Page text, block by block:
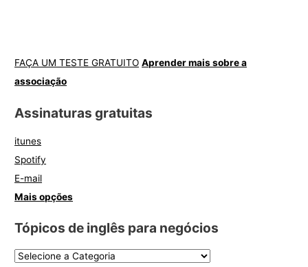
FAÇA UM TESTE GRATUITO Aprender mais sobre a
associação
Assinaturas gratuitas
itunes
Spotify
E-mail
Mais opções
Tópicos de inglês para negócios